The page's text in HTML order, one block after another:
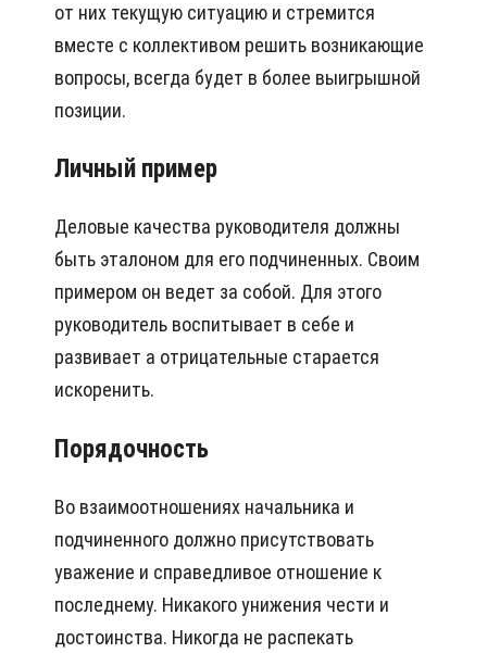
от них текущую ситуацию и стремится
вместе с коллективом решить возникающие
вопросы, всегда будет в более выигрышной
позиции.
Личный пример
Деловые качества руководителя должны
быть эталоном для его подчиненных. Своим
примером он ведет за собой. Для этого
руководитель воспитывает в себе и
развивает а отрицательные старается
искоренить.
Порядочность
Во взаимоотношениях начальника и
подчиненного должно присутствовать
уважение и справедливое отношение к
последнему. Никакого унижения чести и
достоинства. Никогда не распекать